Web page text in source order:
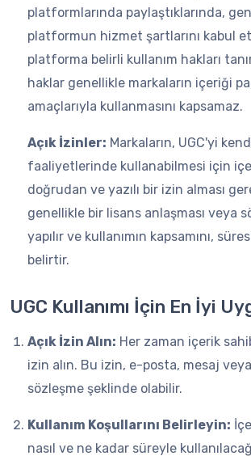
platformlarında paylaştıklarında,
platformun hizmet şartlarını kabul
platforma belirli kullanım hakları
haklar genellikle markaların içeriği
amaçlarıyla kullanmasını kapsamaz.
Açık İzinler: Markaların, UGC'yi
faaliyetlerinde kullanabilmesi için
doğrudan ve yazılı bir izin alması
genellikle bir lisans anlaşması veya
yapılır ve kullanımın kapsamını,
belirtir.
UGC Kullanımı İçin En İyi
Açık İzin Alın: Her zaman içerik
izin alın. Bu izin, e-posta, mesaj
sözleşme şeklinde olabilir.
Kullanım Koşullarını Belirleyin:
nasıl ve ne kadar süreyle